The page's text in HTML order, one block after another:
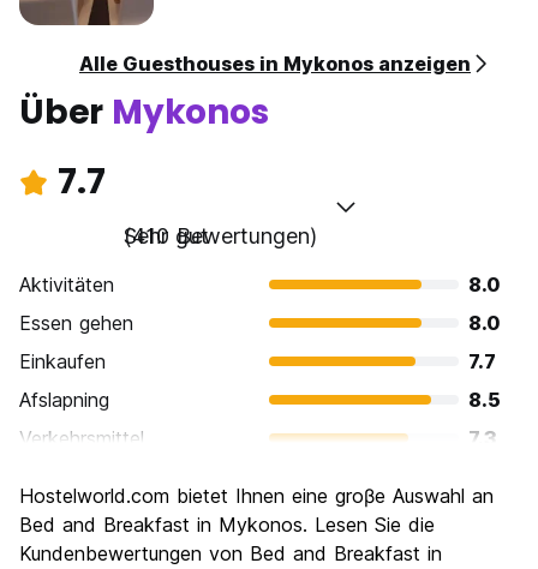
Alle Guesthouses in Mykonos anzeigen
Über Mykonos
7.7
Sehr gut
(410 Bewertungen)
Aktivitäten
8.0
Essen gehen
8.0
Einkaufen
7.7
Afslapning
8.5
Verkehrsmittel
7.3
Kultur
Nachtleben / Party
Hostelworld.com bietet Ihnen eine groβe Auswahl an
Bed and Breakfast in Mykonos. Lesen Sie die
Kundenbewertungen von Bed and Breakfast in